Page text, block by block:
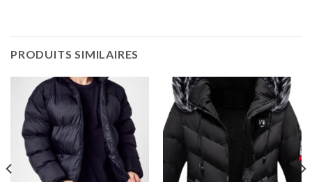
PRODUITS SIMILAIRES